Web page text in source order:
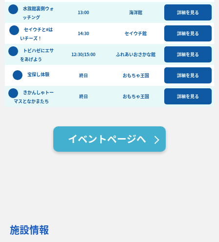
水族館裏側ウォ
ッチング
13:00 海洋館 詳細を見る
セイウチと#は
いチーズ！
14:30 セイウチ館 詳細を見る
トビハゼにエサ
をあげよう
12:30/15:00 ふれあいおさかな館 詳細を見る
宝探し体験 終日 おもちゃ王国 詳細を見る
きかんしゃトー
マスとなかまたち
終日 おもちゃ王国 詳細を見る
イベントページへ
施設情報